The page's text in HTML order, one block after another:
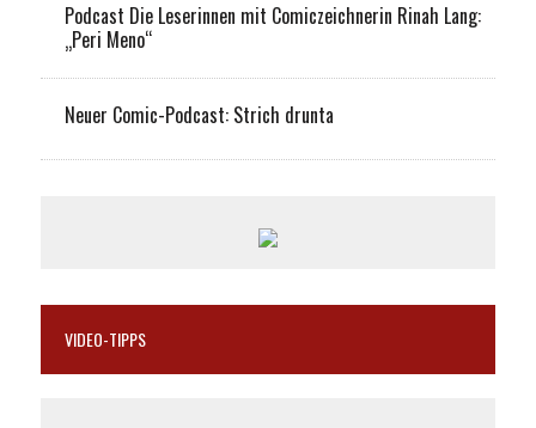
Podcast Die Leserinnen mit Comiczeichnerin Rinah Lang:
„Peri Meno“
Neuer Comic-Podcast: Strich drunta
VIDEO-TIPPS